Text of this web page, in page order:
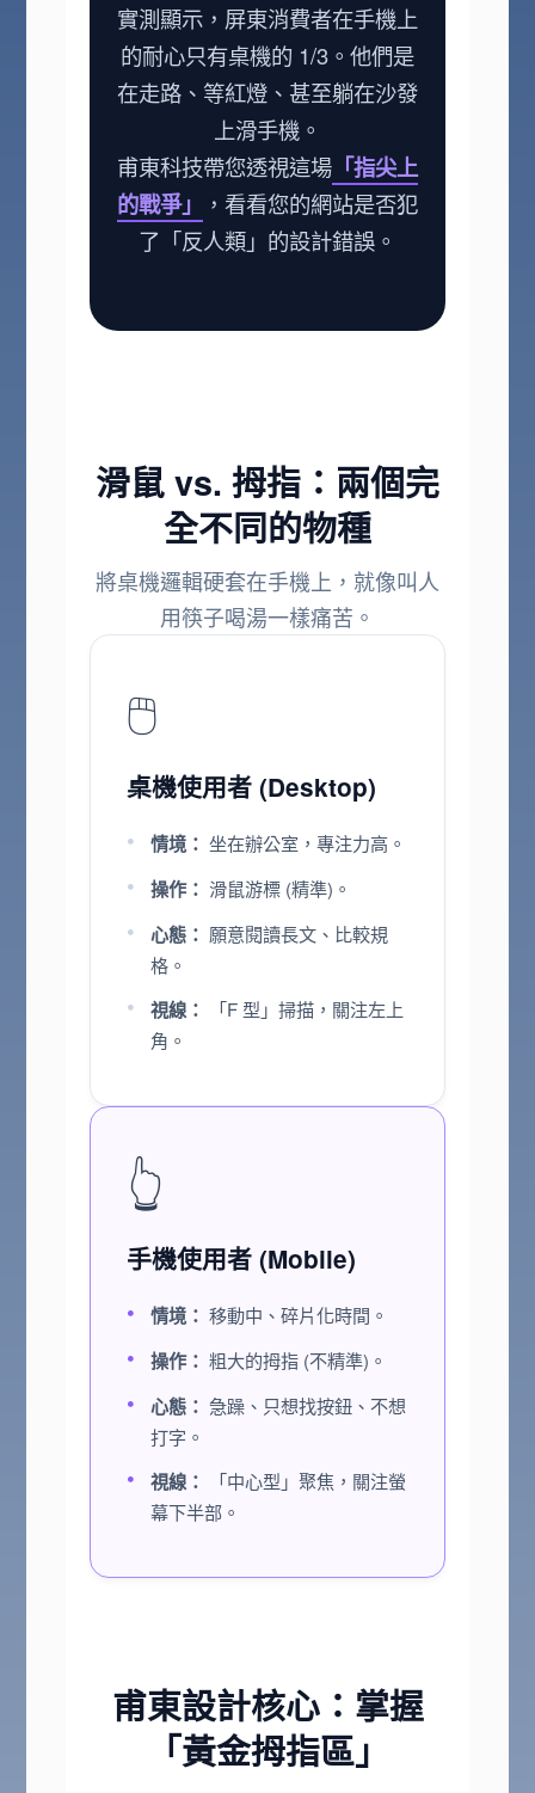
實測顯示，屏東消費者在手機上
的耐心只有桌機的 1/3。他們是
在走路、等紅燈、甚至躺在沙發
上滑手機。
甫東科技帶您透視這場 「指尖上
的戰爭」
，看看您的網站是否犯
了「反人類」的設計錯誤。
滑鼠 vs. 拇指：兩個完
全不同的物種
將桌機邏輯硬套在手機上，就像叫人
用筷子喝湯一樣痛苦。
🖱️
桌機使用者 (Desktop)
情境： 坐在辦公室，專注力高。
操作： 滑鼠游標 (精準)。
心態： 願意閱讀長文、比較規
格。
視線：
「F 型」掃描，關注左上
角。
👆
手機使用者 (Mobile)
情境： 移動中、碎片化時間。
操作： 粗大的拇指 (不精準)。
心態： 急躁、只想找按鈕、不想
打字。
視線：
「中心型」聚焦，關注螢
幕下半部。
甫東設計核心：掌握
「黃金拇指區」